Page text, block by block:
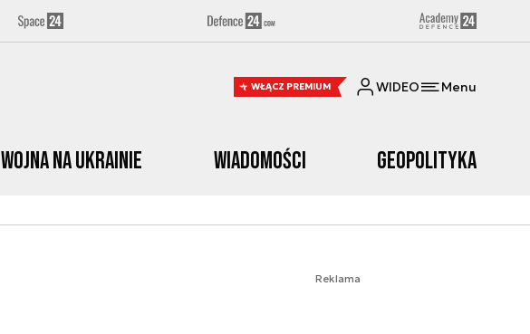
WŁĄCZ PREMIUM WIDEO Menu
Wojna na Ukrainie Wiadomości Geopolityka
Reklama